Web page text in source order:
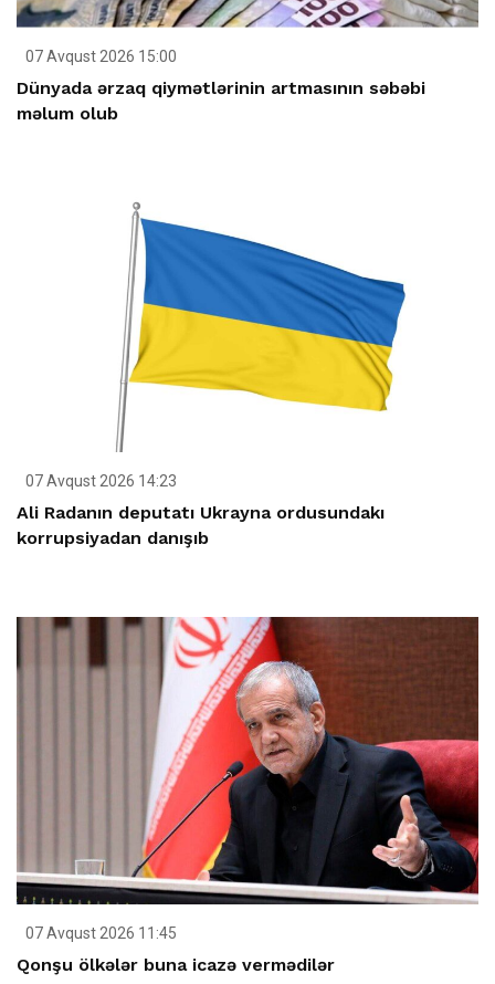
07 Avqust 2026 15:00
Dünyada ərzaq qiymətlərinin artmasının səbəbi
məlum olub
07 Avqust 2026 14:23
Ali Radanın deputatı Ukrayna ordusundakı
korrupsiyadan danışıb
07 Avqust 2026 11:45
Qonşu ölkələr buna icazə vermədilər